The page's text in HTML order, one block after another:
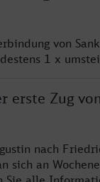
von
1 x
erste Zug
nach
sich an